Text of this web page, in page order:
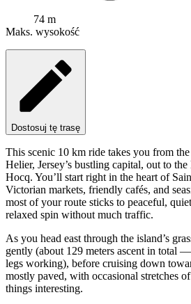
74 m
Maks. wysokość
Dostosuj tę trasę
This scenic 10 km ride takes you from
Helier, Jersey’s bustling capital, out to
Hocq. You’ll start right in the heart of
Victorian markets, friendly cafés, and
most of your route sticks to peaceful,
relaxed spin without much traffic.
As you head east through the island’s
gently (about 129 meters ascent in total
legs working), before cruising down
mostly paved, with occasional stretches
things interesting.